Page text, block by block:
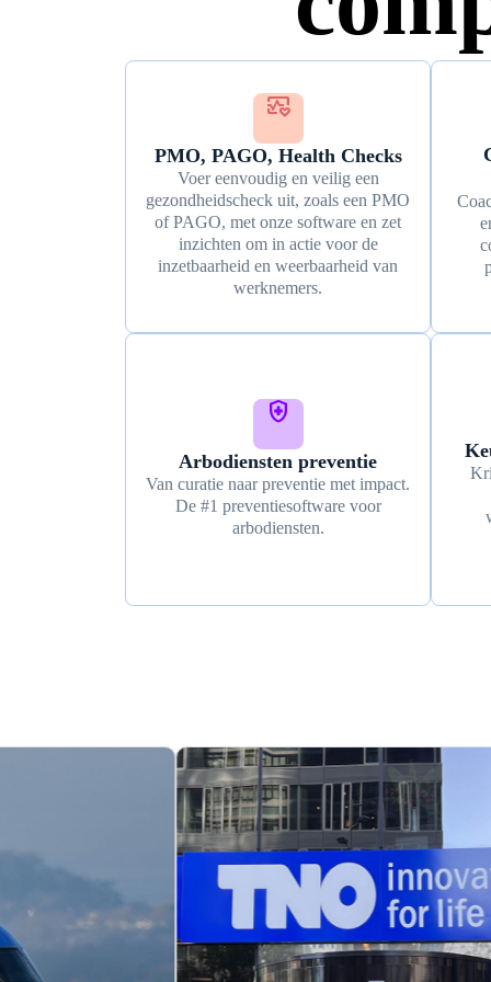
ecg
PMO, PAGO, Health Checks
Voer eenvoudig en veilig een
gezondheidscheck uit, zoals een PMO
of PAGO, met onze software en zet
inzichten om in actie voor de
inzetbaarheid en weerbaarheid van
werknemers.
health_and_safety
Arbodiensten preventie
Van curatie naar preventie met impact.
De #1 preventiesoftware voor
arbodiensten.